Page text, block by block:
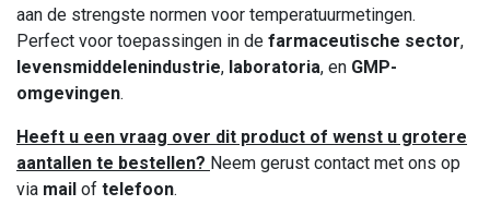
aan de strengste normen voor temperatuurmetingen.
Perfect voor toepassingen in de farmaceutische sector,
levensmiddelenindustrie, laboratoria, en GMP-
omgevingen.
Heeft u een vraag over dit product of wenst u grotere
aantallen te bestellen? Neem gerust contact met ons op
via mail of telefoon.